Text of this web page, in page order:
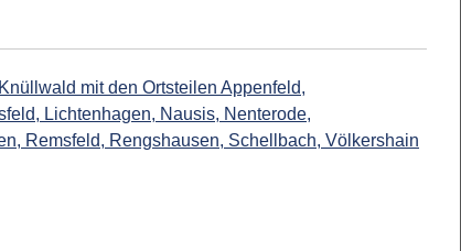
mit den Ortsteilen Appenfeld,
Lichtenhagen, Nausis, Nenterode,
Remsfeld, Rengshausen, Schellbach, Völkershain